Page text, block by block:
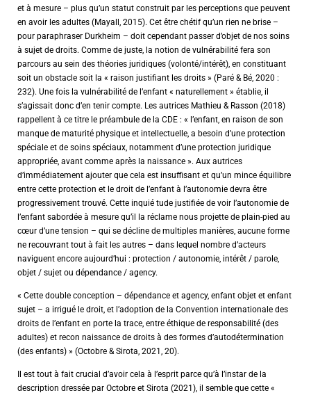
et à mesure – plus qu’un statut construit par les perceptions que peuvent
en avoir les adultes (Mayall, 2015). Cet être chétif qu’un rien ne brise –
pour paraphraser Durkheim – doit cependant passer d’objet de nos soins
à sujet de droits. Comme de juste, la notion de vulnérabilité fera son
parcours au sein des théories juridiques (volonté/intérêt), en constituant
soit un obstacle soit la « raison justifiant les droits » (Paré & Bé, 2020 :
232). Une fois la vulnérabilité de l’enfant « naturellement » établie, il
s’agissait donc d’en tenir compte. Les autrices Mathieu & Rasson (2018)
rappellent à ce titre le préambule de la CDE : « l’enfant, en raison de son
manque de maturité physique et intellectuelle, a besoin d’une protection
spéciale et de soins spéciaux, notamment d’une protection juridique
appropriée, avant comme après la naissance ». Aux autrices
d’immédiatement ajouter que cela est insuffisant et qu’un mince équilibre
entre cette protection et le droit de l’enfant à l’autonomie devra être
progressivement trouvé. Cette inquié tude justifiée de voir l’autonomie de
l’enfant sabordée à mesure qu’il la réclame nous projette de plain-pied au
cœur d’une tension – qui se décline de multiples manières, aucune forme
ne recouvrant tout à fait les autres – dans lequel nombre d’acteurs
naviguent encore aujourd’hui : protection / autonomie, intérêt / parole,
objet / sujet ou dépendance / agency.
« Cette double conception – dépendance et agency, enfant objet et enfant
sujet – a irrigué le droit, et l’adoption de la Convention internationale des
droits de l’enfant en porte la trace, entre éthique de responsabilité (des
adultes) et recon naissance de droits à des formes d’autodétermination
(des enfants) » (Octobre & Sirota, 2021, 20).
Il est tout à fait crucial d’avoir cela à l’esprit parce qu’à l’instar de la
description dressée par Octobre et Sirota (2021), il semble que cette «